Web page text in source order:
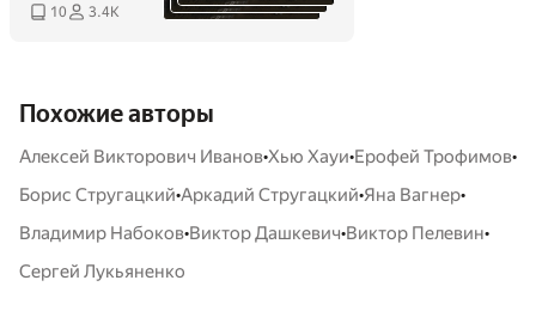
запись"
10 3.4K
Похожие авторы
Алексей Викторович Иванов•Хью Хауи•Ерофей Трофимов•
Борис Стругацкий•Аркадий Стругацкий•Яна Вагнер•
Владимир Набоков•Виктор Дашкевич•Виктор Пелевин•
Сергей Лукьяненко